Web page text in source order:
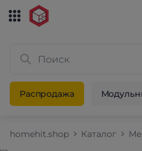
Распродажа
homehit.shop Каталог